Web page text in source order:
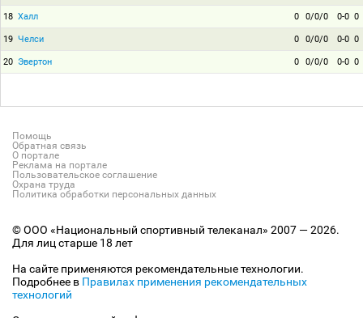
18 Халл 0 0/0/0 0-0 0
19 Челси 0 0/0/0 0-0 0
20 Эвертон 0 0/0/0 0-0 0
Помощь
Обратная связь
О портале
Реклама на портале
Пользовательское соглашение
Охрана труда
Политика обработки персональных данных
© ООО «Национальный спортивный телеканал» 2007 — 2026.
Для лиц старше 18 лет
На сайте применяются рекомендательные технологии.
Подробнее в Правилах применения рекомендательных
технологий